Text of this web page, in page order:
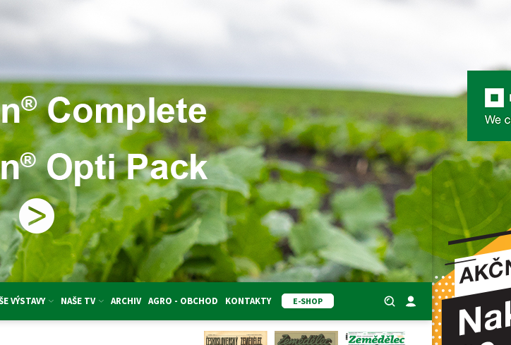
VÝSTAVY NAŠE TV ARCHIV AGRO - OBCHOD KONTAKTY E-SHOP